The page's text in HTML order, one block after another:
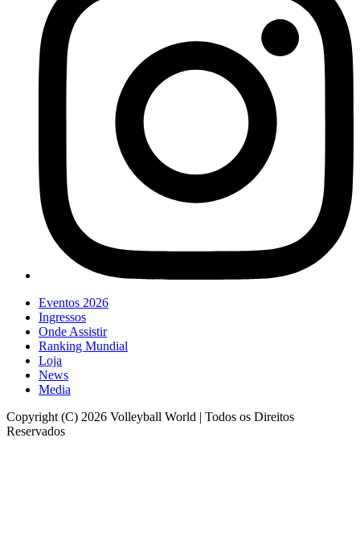
Eventos 2026
Ingressos
Onde Assistir
Ranking Mundial
Loja
News
Media
Copyright (C) 2026 Volleyball World | Todos os Direitos
Reservados